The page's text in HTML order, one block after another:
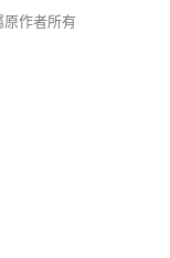
原作者所有